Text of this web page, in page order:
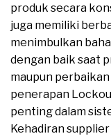
produk secara
juga memiliki
menimbulkan
dengan baik saat
maupun
penerapan
penting dalam
Kehadiran